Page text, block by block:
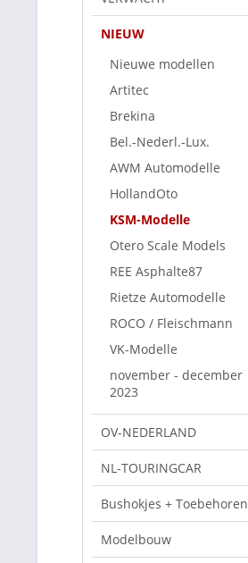
NIEUW
Nieuwe modellen
Artitec
Brekina
Bel.-Nederl.-Lux.
AWM Automodelle
HollandOto
KSM-Modelle
Otero Scale Models
REE Asphalte87
Rietze Automodelle
ROCO / Fleischmann
VK-Modelle
november - december
2023
OV-NEDERLAND
NL-TOURINGCAR
Bushokjes + Toebehoren
Modelbouw